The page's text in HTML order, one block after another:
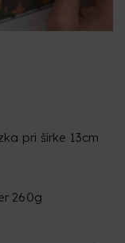
pri šírke 13cm
260g